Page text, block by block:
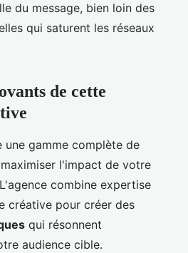
du message, bien loin des
qui saturent les réseaux
de cette
une gamme complète de
l'impact de votre
combine expertise
créative pour créer des
qui résonnent
audience cible.